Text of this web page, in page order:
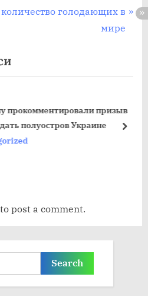
голодающих в
мире
призыв
полуостров Украине
to post a comment.